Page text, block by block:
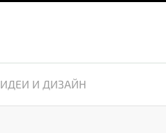
ИДЕИ И ДИЗАЙН